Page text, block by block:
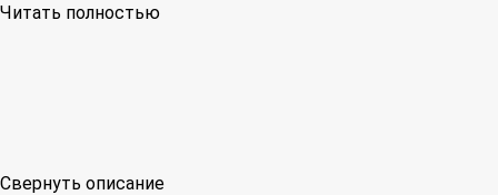
Читать полностью
Свернуть описание